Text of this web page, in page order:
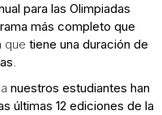
para las Olimpiadas
más completo que
que tiene una duración de
.
nuestros estudiantes han
últimas 12 ediciones de la